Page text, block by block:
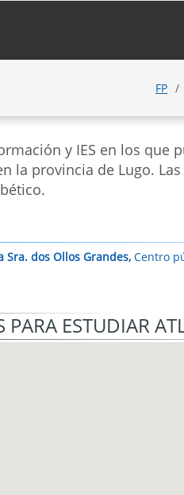
FP
y IES en los que
la provincia de Lugo. Las
dos Ollos Grandes, Centro
ESTUDIAR